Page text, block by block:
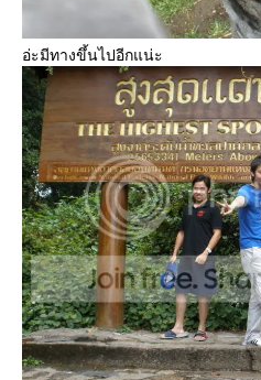
อ่ะมีทางขึ้นไปอีกแน่ะ